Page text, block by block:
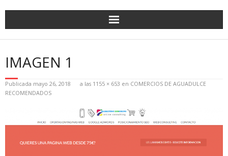
IMAGEN 1
Publicada mayo 26, 2018 a las 1155 × 653 en COMERCIOS DE AGUADULCE
RECOMENDADOS